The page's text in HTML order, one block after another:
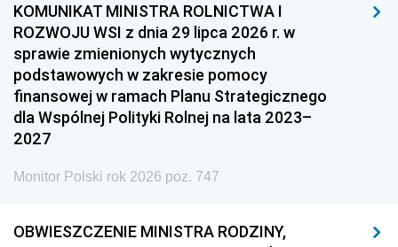
KOMUNIKAT MINISTRA ROLNICTWA I
ROZWOJU WSI z dnia 29 lipca 2026 r. w
sprawie zmienionych wytycznych
podstawowych w zakresie pomocy
finansowej w ramach Planu Strategicznego
dla Wspólnej Polityki Rolnej na lata 2023–
2027
Monitor Polski rok 2026 poz. 747
OBWIESZCZENIE MINISTRA RODZINY,